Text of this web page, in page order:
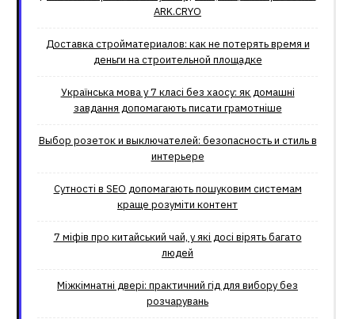
ARK.CRYO
Доставка стройматериалов: как не потерять время и
деньги на строительной площадке
Українська мова у 7 класі без хаосу: як домашні
завдання допомагають писати грамотніше
Выбор розеток и выключателей: безопасность и стиль в
интерьере
Сутності в SEO допомагають пошуковим системам
краще розуміти контент
7 міфів про китайський чай, у які досі вірять багато
людей
Міжкімнатні двері: практичний гід для вибору без
розчарувань